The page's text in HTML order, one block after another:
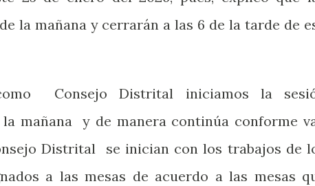
la mañana y cerrarán a las 6 de la tarde de
Consejo Distrital iniciamos la
mañana
y de manera continúa conforme
Distrital
se inician con los trabajos de
a las mesas de acuerdo a las mesas